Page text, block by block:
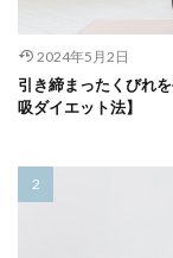
2024年5月2日
引き締まったくびれ
吸ダイエット法】